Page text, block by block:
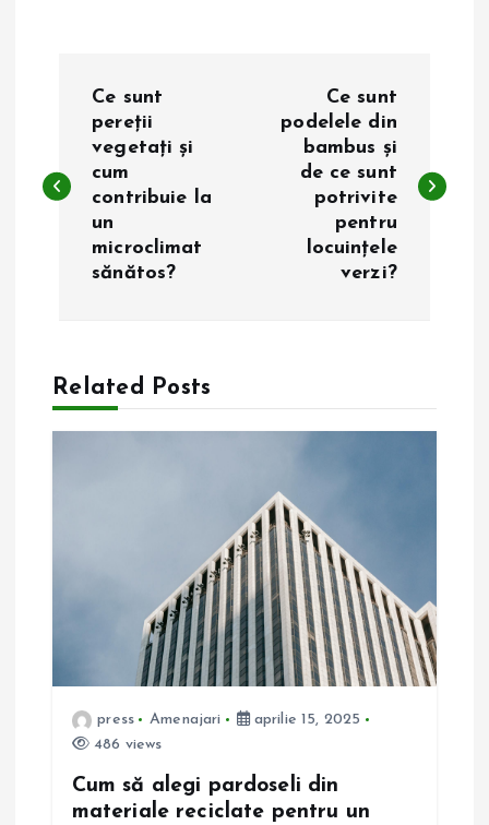
v
r
Ce sunt
pereții
vegetați și
cum
contribuie la
un
microclimat
sănătos?
Ce sunt
podelele din
bambus și
de ce sunt
potrivite
pentru
locuințele
verzi?
Related Posts
press Amenajari
aprilie 15, 2025
486 views
Cum să alegi pardoseli din
materiale reciclate pentru un